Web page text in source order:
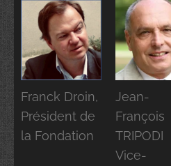
Franck Droin,
Président de
la Fondation
Jean-
François
TRIPODI
Vice-